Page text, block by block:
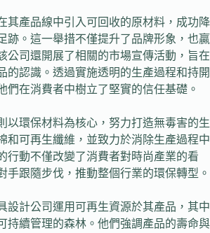
其產品線中引入可回收的原材料，成功降
跡。這一舉措不僅提升了品牌形象，也贏
公司還開展了相關的市場宣傳活動，旨在
的認識。透過實施透明的生產過程和持開
們在消費者中樹立了堅實的信任基礎。
以環保材料為核心，努力打造無毒害的生
和可再生纖維，並致力於消除生產過程中
行動不僅改變了消費者對時尚產業的看
手跟隨步伐，推動整個行業的環保轉型。
設計公司運用可再生資源於其產品，其中
持續管理的森林。他們強調產品的壽命與